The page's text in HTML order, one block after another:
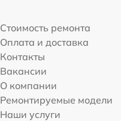
Стоимость ремонта
Оплата и доставка
Контакты
Вакансии
О компании
Ремонтируемые модели
Наши услуги